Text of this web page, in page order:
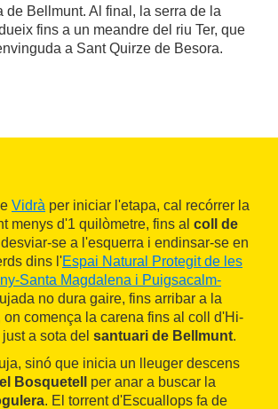
de Bellmunt. Al final, la serra de la
fins a un meandre del riu Ter, que
a Sant Quirze de Besora.
Vidrà per iniciar l'etapa, cal recórrer la
menys d'1 quilòmetre, fins al coll de
se a l'esquerra i endinsar-se en
dins l'Espai Natural Protegit de les
Santa Magdalena i Puigsacalm-
no dura gaire, fins arribar a la
on comença la carena fins al coll d'Hi-
a sota del santuari de Bellmunt.
sinó que inicia un lleuger descens
Bosquetell
per anar a buscar la
. El torrent d'Escuallops fa de